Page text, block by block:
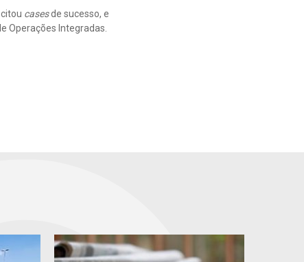
casesde sucesso, e
Operações Integradas.